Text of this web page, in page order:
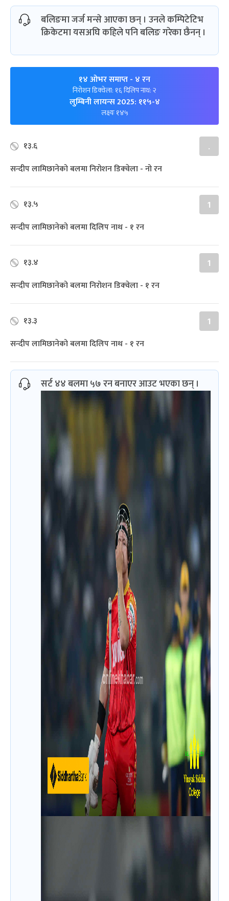
बलिङमा जर्ज मन्से आएका छन् । उनले कम्पिटेटिभ
क्रिकेटमा यसअघि कहिले पनि बलिङ गरेका छैनन् ।
१४ ओभर समाप्त- ४ रन
निरोशन डिक्‍वेला: १६ दिलिप नाथ: २
लुम्बिनी लायन्स 2025: ११५-४
लक्ष्यः १४५
१३.६ .
सन्दीप लामिछानेको बलमा निरोशन डिक्‍वेला - नो रन
१३.५ 1
सन्दीप लामिछानेको बलमा दिलिप नाथ - १ रन
१३.४ 1
सन्दीप लामिछानेको बलमा निरोशन डिक्‍वेला - १ रन
१३.३ 1
सन्दीप लामिछानेको बलमा दिलिप नाथ - १ रन
सर्ट ४४ बलमा ५७ रन बनाएर आउट भएका छन् ।